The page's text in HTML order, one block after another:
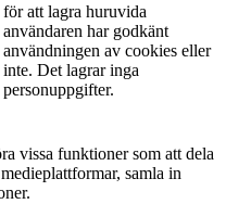
för att lagra huruvida
användaren har godkänt
användningen av cookies eller
inte. Det lagrar inga
personuppgifter.
vissa funktioner som att dela
samla in